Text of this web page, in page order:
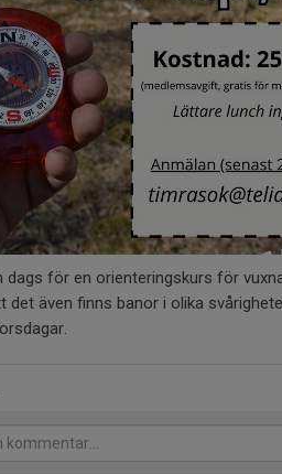
dags för en orienteringskurs för
det även finns banor i olika